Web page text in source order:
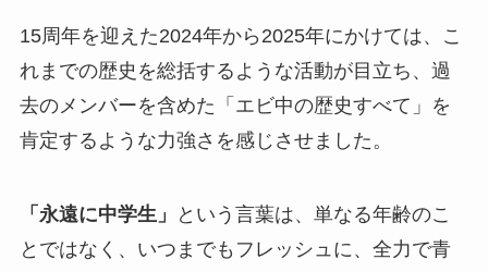
15周年を迎えた2024年から2025年にかけては、こ
れまでの歴史を総括するような活動が目立ち、過
去のメンバーを含めた「エビ中の歴史すべて」を
肯定するような力強さを感じさせました。
「永遠に中学生」
という言葉は、単なる年齢のこ
とではなく、いつまでもフレッシュに、全力で青